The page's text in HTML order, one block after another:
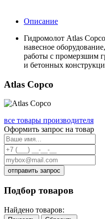
Описание
Гидромолот Atlas
навесное
работы с промерзшим
и бетонных
Atlas Copco
все товары производителя
Оформить запрос на товар
отправить запрос
Подбор товаров
Найдено товаров: